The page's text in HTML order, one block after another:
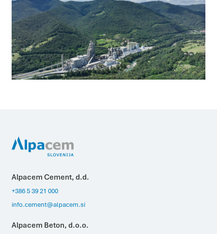
Alpacem Cement, d.d.
+386 5 39 21 000
info.cement@alpacem.si
Alpacem Beton, d.o.o.